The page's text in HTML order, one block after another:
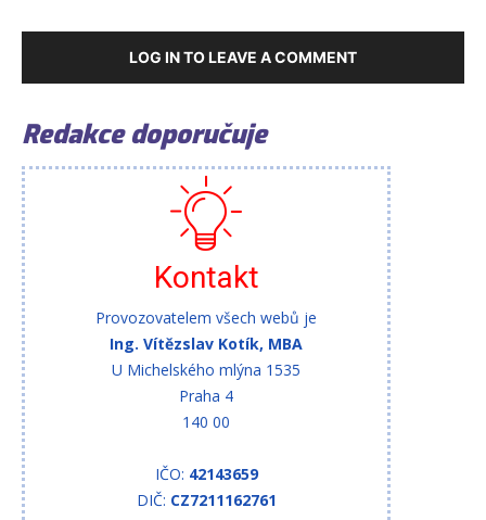
LOG IN TO LEAVE A COMMENT
Redakce doporučuje
Kontakt
Provozovatelem všech webů je
Ing. Vítězslav Kotík, MBA
U Michelského mlýna 1535
Praha 4
140 00
IČO: 42143659
DIČ: CZ7211162761